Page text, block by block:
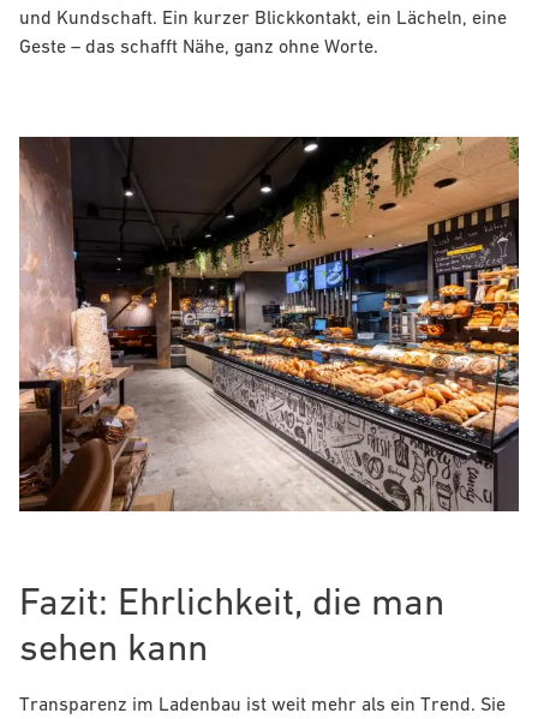
und Kundschaft. Ein kurzer Blickkontakt, ein Lächeln, eine
Geste – das schafft Nähe, ganz ohne Worte.
Fazit: Ehrlichkeit, die man
sehen kann
Transparenz im Ladenbau ist weit mehr als ein Trend. Sie